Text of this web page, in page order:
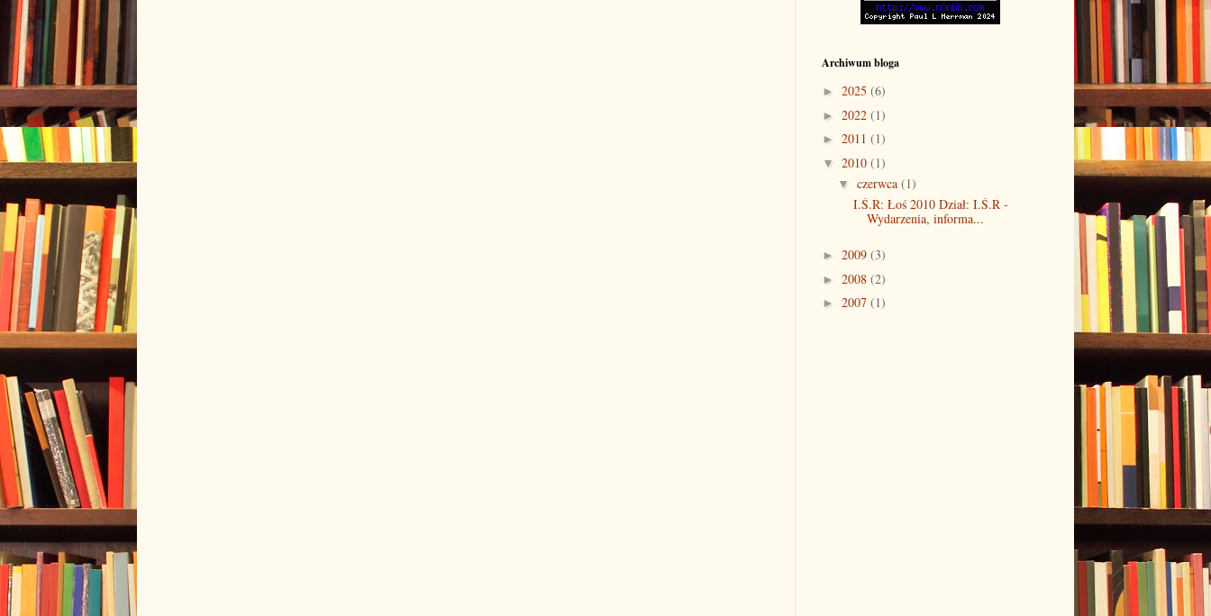
Archiwum bloga
► 2025 (6)
► 2022 (1)
► 2011 (1)
▼ 2010 (1)
▼ czerwca (1)
I.Ś.R: Łoś 2010 Dział: I.Ś.R -
Wydarzenia, informa...
► 2009 (3)
► 2008 (2)
► 2007 (1)